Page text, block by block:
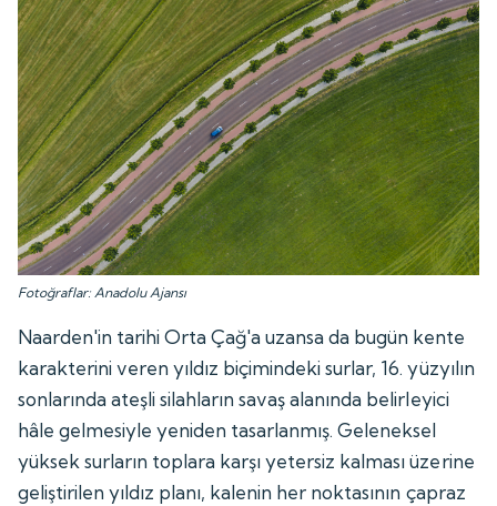
Fotoğraflar: Anadolu Ajansı
Naarden'in tarihi Orta Çağ'a uzansa da bugün kente
karakterini veren yıldız biçimindeki surlar, 16. yüzyılın
sonlarında ateşli silahların savaş alanında belirleyici
hâle gelmesiyle yeniden tasarlanmış. Geleneksel
yüksek surların toplara karşı yetersiz kalması üzerine
geliştirilen yıldız planı, kalenin her noktasının çapraz